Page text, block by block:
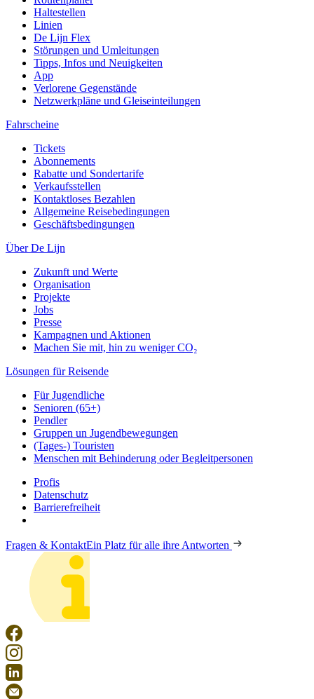
Haltestellen
Linien
De Lijn Flex
Störungen und Umleitungen
Tipps, Infos und Neuigkeiten
App
Verlorene Gegenstände
Netzwerkpläne und Gleiseinteilungen
Fahrscheine
Tickets
Abonnements
Rabatte und Sondertarife
Verkaufsstellen
Kontaktloses Bezahlen
Allgemeine Reisebedingungen
Geschäftsbedingungen
Über De Lijn
Zukunft und Werte
Organisation
Projekte
Jobs
Presse
Kampagnen und Aktionen
Machen Sie mit, hin zu weniger CO₂
Lösungen für Reisende
Für Jugendliche
Senioren (65+)
Pendler
Gruppen un Jugendbewegungen
(Tages-) Touristen
Menschen mit Behinderung oder Begleitpersonen
Profis
Datenschutz
Barrierefreiheit
Fragen & KontaktEin Platz für alle ihre Antworten